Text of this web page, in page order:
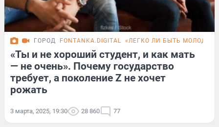
ГОРОД FONTANKA.DIGITAL «ЛЕГКО ЛИ БЫТЬ
«Ты и не хороший студент, и как мать
— не очень». Почему государство
требует, а поколение Z не хочет
рожать
3 марта, 2025, 19:30 28 860 77